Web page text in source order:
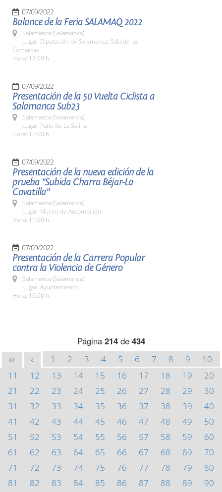
07/09/2022
Balance de la Feria SALAMAQ 2022
Salamanca (Salamanca)
Lugar: Diputación de Salamanca. Sala de las
Comarcas
Hora: 17:00 h.
07/09/2022
Presentación de la 50 Vuelta Ciclista a
Salamanca Sub23
Salamanca (Salamanca)
Lugar: Patio de La Salina
Hora: 12:00 h.
07/09/2022
Presentación de la nueva edición de la
prueba "Subida Charra Béjar-La
Covatilla"
Salamanca (Salamanca)
Lugar: Museo de Automoción
Hora: 11:00 h.
07/09/2022
Presentación de la Carrera Popular
contra la Violencia de Género
Salamanca (Salamanca)
Lugar: Ayuntamiento
Hora: 10:00 h.
Página 214de 434
<< < 1 2 3 4 5 6 7 8 9
10
11
12 13 14 15 16 17 18 19
20
21
22 23 24 25 26 27 28 29
30
31
32 33 34 35 36 37 38 39
40
41
42 43 44 45 46 47 48 49
50
51
52 53 54 55 56 57 58 59
60
61
62 63 64 65 66 67 68 69
70
71
72 73 74 75 76 77 78 79
80
81
82 83 84 85 86 87 88 89
90